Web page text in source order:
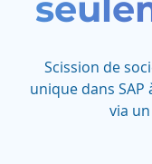
Scission de
unique dans
via